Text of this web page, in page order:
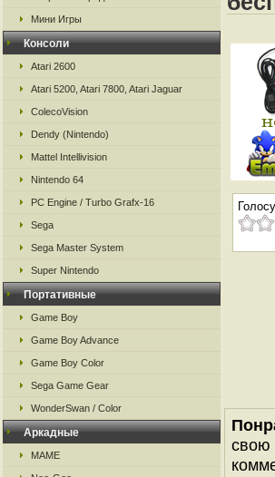
Мини Игры
Консоли
Atari 2600
Atari 5200, Atari 7800, Atari Jaguar
ColecoVision
Dendy (Nintendo)
Mattel Intellivision
Nintendo 64
PC Engine / Turbo Grafx-16
Sega
Sega Master System
Super Nintendo
Портативные
Game Boy
Game Boy Advance
Game Boy Color
Sega Game Gear
WonderSwan / Color
Аркадные
MAME
свою